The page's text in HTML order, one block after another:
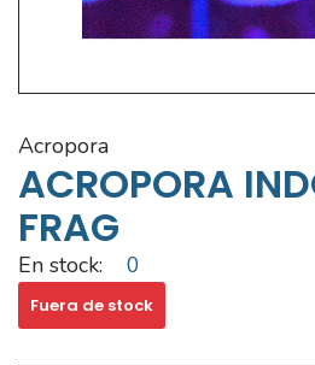
acropora
ACROPORA
FRAG
En stock: 0
Fuera de stock